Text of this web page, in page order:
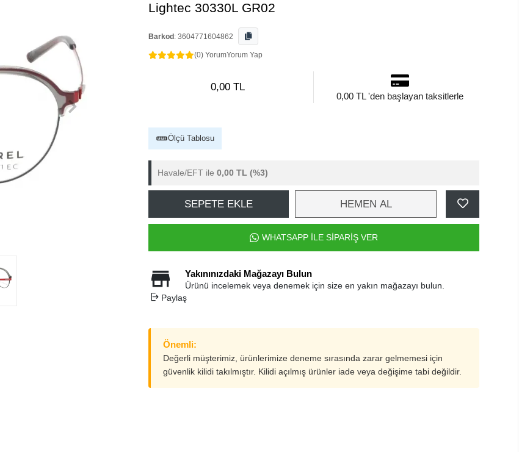
Lightec 30330L GR02
Barkod : 3604771604862
(0) YorumYorum Yap
0,00 TL
0,00 TL 'den başlayan taksitlerle
Ölçü Tablosu
Havale/EFT ile 0,00 TL (%3)
SEPETE EKLE HEMEN AL
WHATSAPP İLE SİPARİŞ VER
Yakınınızdaki Mağazayı Bulun
Ürünü incelemek veya denemek için size en yakın mağazayı bulun.
Paylaş
Önemli:
Değerli müşterimiz, ürünlerimize deneme sırasında zarar gelmemesi için
güvenlik kilidi takılmıştır. Kilidi açılmış ürünler iade veya değişime tabi değildir.